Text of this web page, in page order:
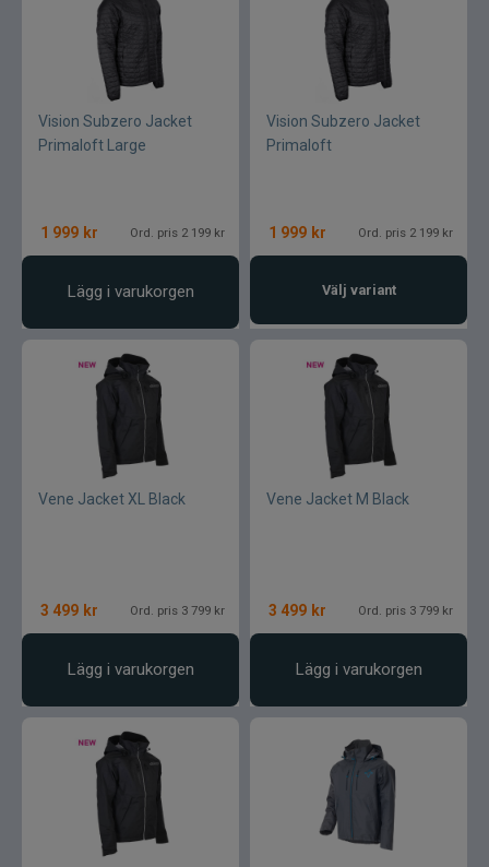
Vision Subzero Jacket
Primaloft Large
1 999 kr Ord. pris 2 199 kr
Lägg i varukorgen
Vision Subzero Jacket
Primaloft
1 999 kr Ord. pris 2 199 kr
Välj variant
Vene Jacket XL Black
3 499 kr Ord. pris 3 799 kr
Lägg i varukorgen
Vene Jacket M Black
3 499 kr Ord. pris 3 799 kr
Lägg i varukorgen